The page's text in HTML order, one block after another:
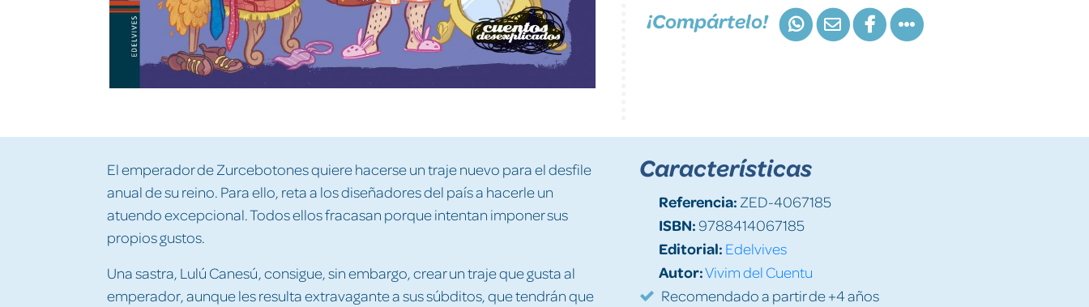
¡Compártelo!
El emperador de Zurcebotones quiere hacerse un traje nuevo para el desfile
anual de su reino. Para ello, reta a los diseñadores del país a hacerle un
atuendo excepcional. Todos ellos fracasan porque intentan imponer sus
propios gustos.
Una sastra, Lulú Canesú, consigue, sin embargo, crear un traje que gusta al
emperador, aunque les resulta extravagante a sus súbditos, que tendrán que
Características
Referencia: ZED-4067185
ISBN:9788414067185
Editorial: Edelvives
Autor:Vivim del Cuentu
Recomendado a partir de +4 años